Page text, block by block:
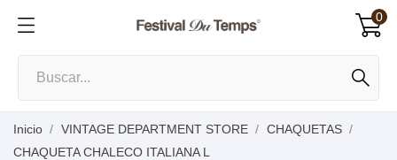
0
Inicio VINTAGE DEPARTMENT STORE
CHAQUETAS
CHAQUETA CHALECO ITALIANA L